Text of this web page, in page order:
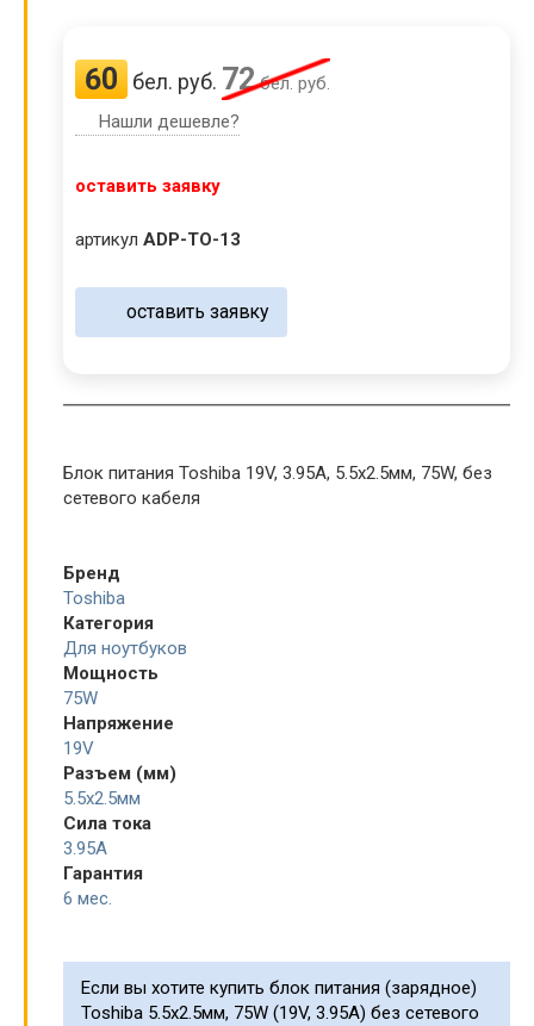
60 бел. руб. 72бел. руб.
Нашли дешевле?
оставить заявку
артикул ADP-TO-13
оставить заявку
Блок питания Toshiba 19V, 3.95A, 5.5x2.5мм, 75W, без
сетевого кабеля
Бренд
Toshiba
Категория
Для ноутбуков
Мощность
75W
Напряжение
19V
Разъем (мм)
5.5x2.5мм
Сила тока
3.95A
Гарантия
6 мес.
Если вы хотите купить блок питания (зарядное)
Toshiba 5.5x2.5мм, 75W (19V, 3.95A) без сетевого